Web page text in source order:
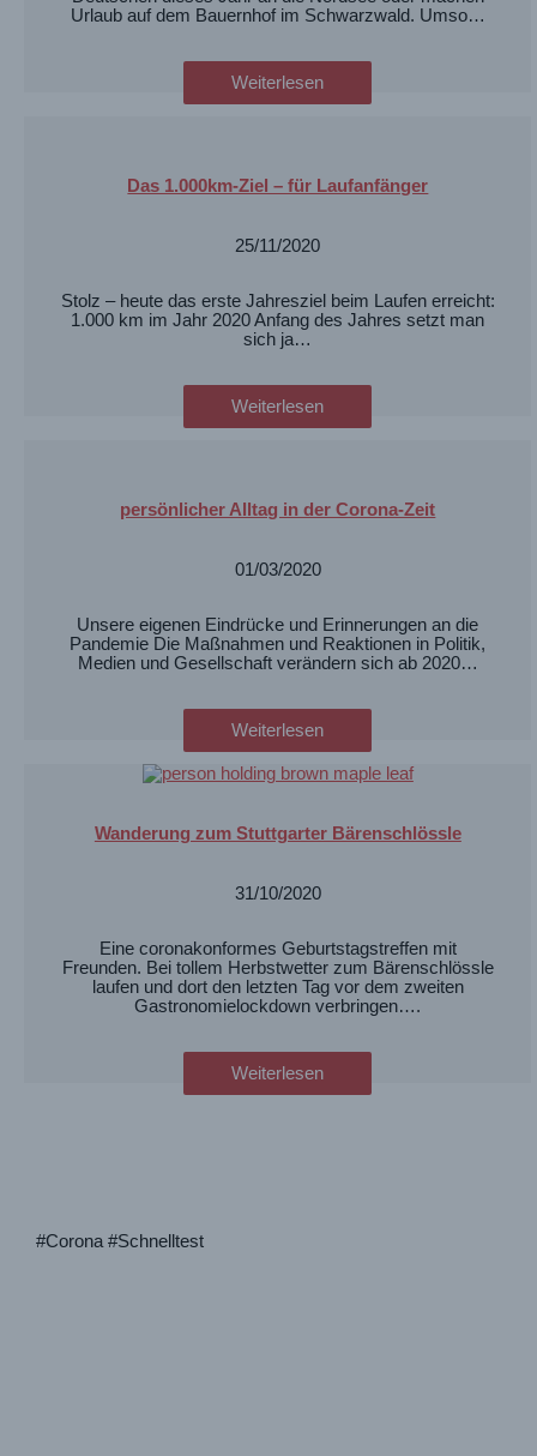
Urlaub auf dem Bauernhof im Schwarzwald. Umso…
Weiterlesen
Das 1.000km-Ziel – für Laufanfänger
25/11/2020
Stolz – heute das erste Jahresziel beim Laufen erreicht:
1.000 km im Jahr 2020 Anfang des Jahres setzt man
sich ja…
Weiterlesen
persönlicher Alltag in der Corona-Zeit
01/03/2020
Unsere eigenen Eindrücke und Erinnerungen an die
Pandemie Die Maßnahmen und Reaktionen in Politik,
Medien und Gesellschaft verändern sich ab 2020…
Weiterlesen
Wanderung zum Stuttgarter Bärenschlössle
31/10/2020
Eine coronakonformes Geburtstagstreffen mit
Freunden. Bei tollem Herbstwetter zum Bärenschlössle
laufen und dort den letzten Tag vor dem zweiten
Gastronomielockdown verbringen….
Weiterlesen
#Corona #Schnelltest